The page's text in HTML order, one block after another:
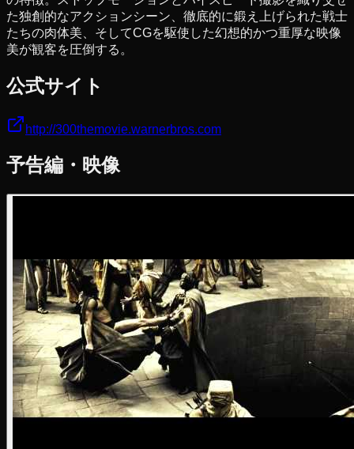
た独創的なアクションシーン、徹底的に鍛え上げられた戦士
たちの肉体美、そしてCGを駆使した幻想的かつ重厚な映像
美が観客を圧倒する。
公式サイト
http://300themovie.warnerbros.com
予告編・映像